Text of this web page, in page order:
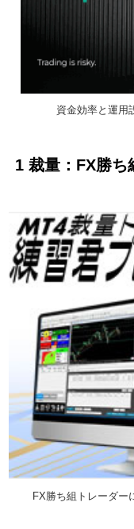
資金効率と運用
1 裁量：FX勝ち
FX勝ち組トレーダー